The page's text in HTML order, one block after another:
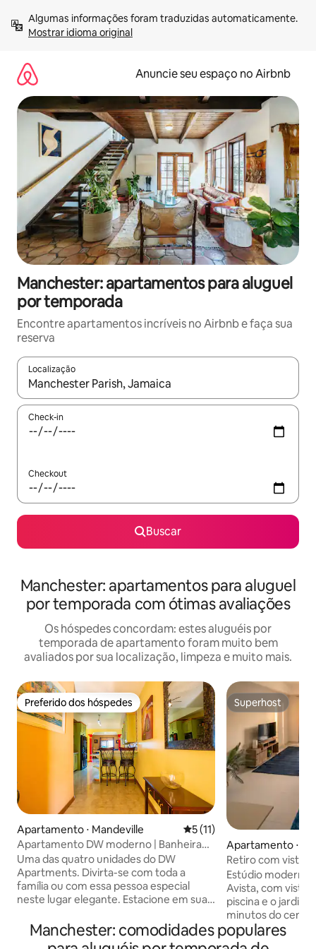
para
Mostrar idioma original
Anuncie seu espaço no Airbnb
Manchester: apartamentos para aluguel
por temporada
Encontre apartamentos incríveis no Airbnb e faça sua
reserva
Localização
Quando os resultados estiverem disponíveis, explore-os
Check-in
Checkout
Buscar
Manchester: apartamentos para aluguel
por temporada com ótimas avaliações
Os hóspedes concordam: estes aluguéis por
temporada de apartamento foram muito bem
avaliados por sua localização, limpeza e muito mais.
Preferido dos hóspedes
Preferido dos hóspedes
Apartamento ⋅ Mandeville 5 de uma avaliação média
5 (11)
Apartamento DW moderno | Banheira
de hidromassagem + ar condicionado
em Mandeville
Uma das quatro unidades do DW
Apartments. Divirta-se com toda a
família ou com essa pessoa especial
neste lugar elegante. Estacione em sua
remoto e desfrute de novos
acabamentos modernos. perfeito para
Superhost
Superhost
Apartamento ⋅
Retiro com vista
5 minutos da
Estúdio moderno
Avista, com vistas
piscina e o jardim
minutos do
Acorde em uma
premium,
Manchester: comodidades populares